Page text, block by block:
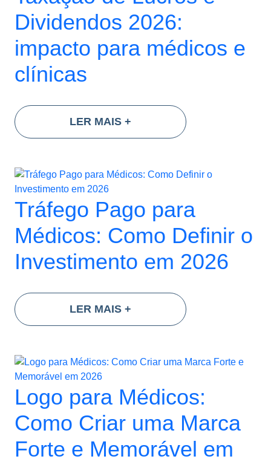
Dividendos 2026:
impacto para médicos e
clínicas
LER MAIS +
Tráfego Pago para
Médicos: Como Definir o
Investimento em 2026
LER MAIS +
Logo para Médicos:
Como Criar uma Marca
Forte e Memorável em